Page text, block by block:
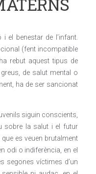
benestar de l’infant.
(fent incompatible
rebut aquest tipus de
de salut mental o
ha de ser sancionat
siguin conscients,
sobre la salut i el futur
es veuen brutalment
odi o indiferència, en el
segones víctimes d’un